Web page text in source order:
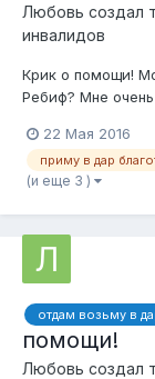
Любовь создал
инвалидов
Крик о помощи!
Ребиф? Мне очень
лекарства
без этого
г...
22 Мая 2016
приму в дар
(и еще 3 )
помощи!
Любовь создал